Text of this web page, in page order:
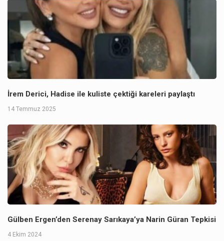
İrem Derici, Hadise ile kuliste çektiği kareleri paylaştı
14 Temmuz 2025
Gülben Ergen’den Serenay Sarıkaya’ya Narin Güran Tepkisi
4 Ekim 2024